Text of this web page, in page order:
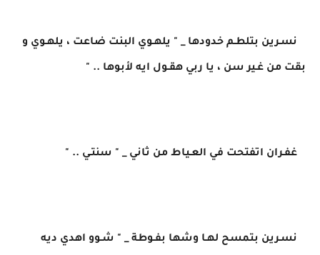
نسـرين بتلطـم خدودها _ " يلهـوي البنت ضاعت ، يلهـوي و
بقت من غـير سن ، يا ربي هقـول ايه لأبوها .. "
غفـران اتفتحت في العـياط من ثاني _ " سنتـي .. "
نسـرين بتمسح لهـا وشها بفـوطة _ " شـوو اهدي ديه